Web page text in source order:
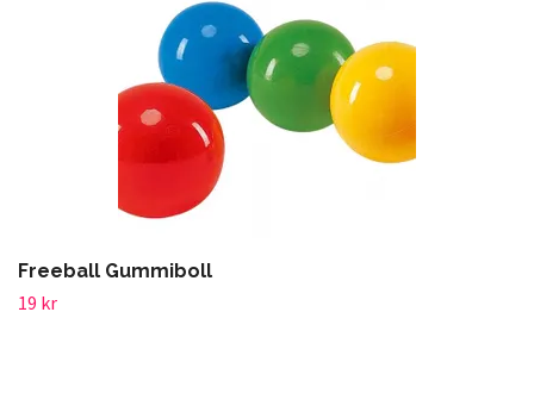
Freeball Gummiboll
19 kr